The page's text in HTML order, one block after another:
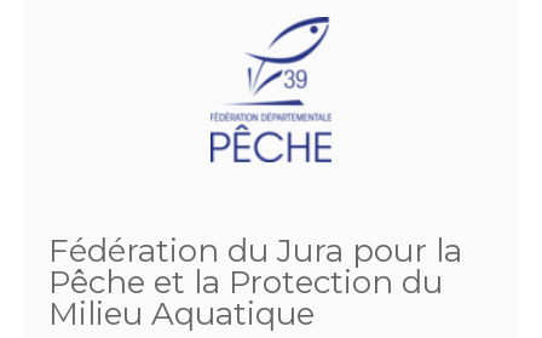
Fédération du Jura pour la
Pêche et la Protection du
Milieu Aquatique